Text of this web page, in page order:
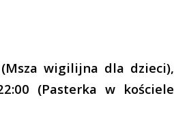
wigilijna dla dzieci),
(Pasterka w kościele